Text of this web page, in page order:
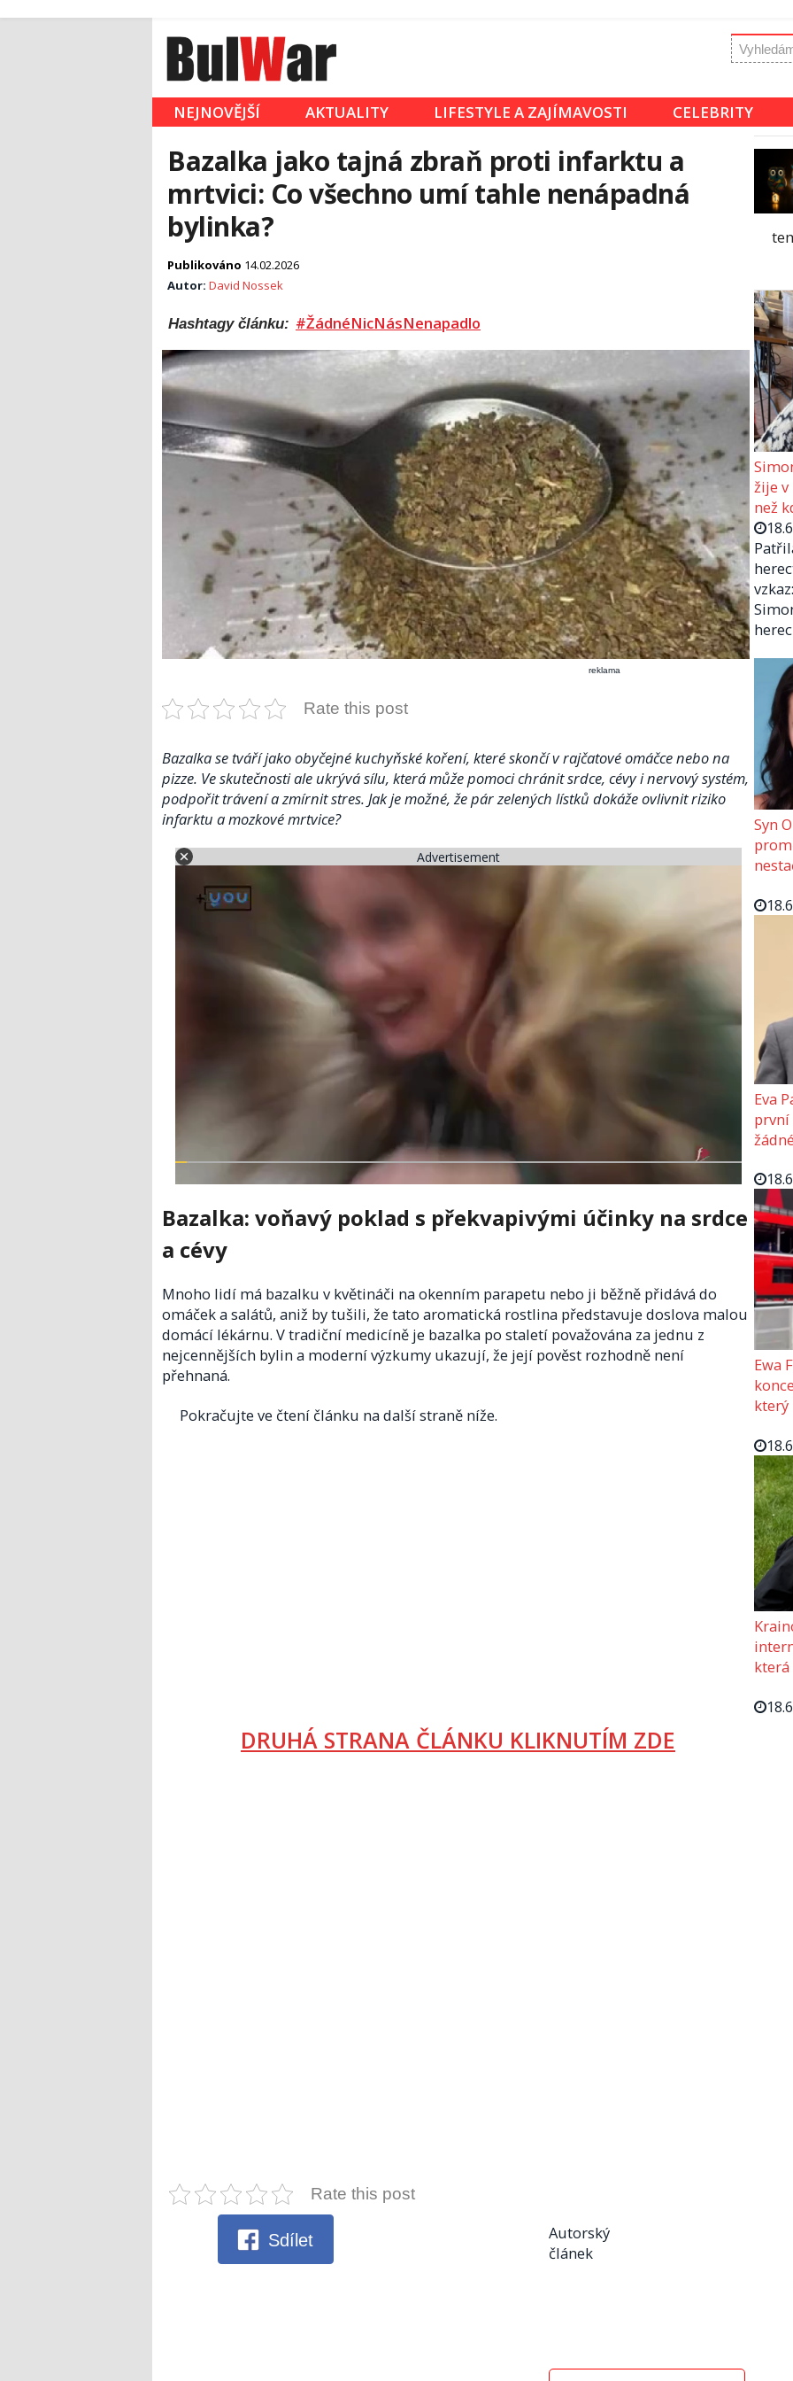
NEJNOVĚJŠÍ AKTUALITY LIFESTYLE A ZAJÍMAVOSTI CELEBRITY
Bazalka jako tajná zbraň proti infarktu a
mrtvici: Co všechno umí tahle nenápadná
bylinka?
Publikováno 14.02.2026
Autor: David Nossek
Hashtagy článku: #ŽádnéNicNásNenapadlo
reklama
Rate this post
Bazalka se tváří jako obyčejné kuchyňské koření, které skončí v rajčatové omáčce nebo na
pizze. Ve skutečnosti ale ukrývá sílu, která může pomoci chránit srdce, cévy i nervový systém,
podpořit trávení a zmírnit stres. Jak je možné, že pár zelených lístků dokáže ovlivnit riziko
infarktu a mozkové mrtvice?
Advertisement
Bazalka: voňavý poklad s překvapivými účinky na srdce
a cévy
Mnoho lidí má bazalku v květináči na okenním parapetu nebo ji běžně přidává do
omáček a salátů, aniž by tušili, že tato aromatická rostlina představuje doslova malou
domácí lékárnu. V tradiční medicíně je bazalka po staletí považována za jednu z
nejcennějších bylin a moderní výzkumy ukazují, že její pověst rozhodně není
přehnaná.
Pokračujte ve čtení článku na další straně níže.
DRUHÁ STRANA ČLÁNKU KLIKNUTÍM ZDE
Rate this post
Sdílet
Autorský
článek
žije
než
Syn
Eva
první
Ewa
který
která